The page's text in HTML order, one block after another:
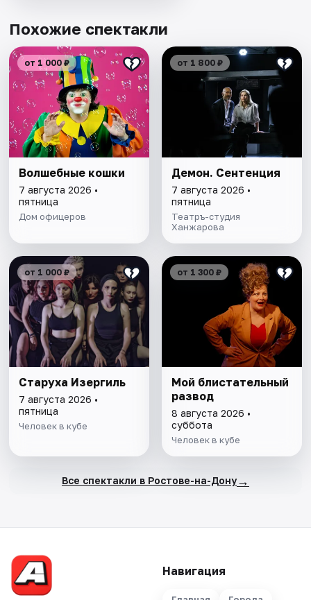
Похожие спектакли
от 1 000 ₽
Волшебные кошки
7 августа 2026 •
пятница
Дом офицеров
от 1 800 ₽
Демон. Сентенция
7 августа 2026 •
пятница
Театръ-студия
Ханжарова
от 1 000 ₽
Старуха Изергиль
7 августа 2026 •
пятница
Человек в кубе
от 1 300 ₽
Мой блистательный
развод
8 августа 2026 •
суббота
Человек в кубе
Все спектакли в Ростове-на-Дону→
Навигация